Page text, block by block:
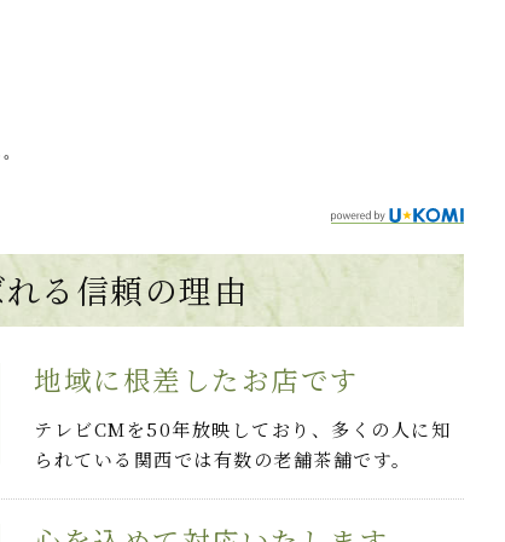
る 信頼の理由
地域に根差したお店です
テレビCMを50年放映しており、多くの人に知
られている関西では有数の老舗茶舗です。